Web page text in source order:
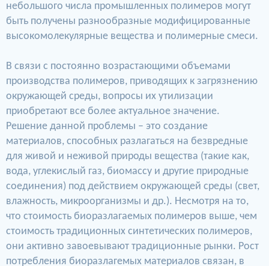
небольшого числа промышленных полимеров могут
быть получены разнообразные модифицированные
высокомолекулярные вещества и полимерные смеси.
В связи с постоянно возрастающими объемами
производства полимеров, приводящих к загрязнению
окружающей среды, вопросы их утилизации
приобретают все более актуальное значение.
Решение данной проблемы – это создание
материалов, способных разлагаться на безвредные
для живой и неживой природы вещества (такие как,
вода, углекислый газ, биомассу и другие природные
соединения) под действием окружающей среды (свет,
влажность, микроорганизмы и др.). Несмотря на то,
что стоимость биоразлагаемых полимеров выше, чем
стоимость традиционных синтетических полимеров,
они активно завоевывают традиционные рынки. Рост
потребления биоразлагемых материалов связан, в